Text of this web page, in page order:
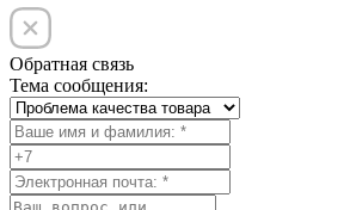
Обратная связь
Тема сообщения: